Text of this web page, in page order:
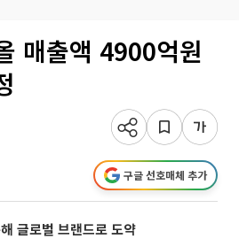
매출액 4900억원
구글 선호매체 추가
글로벌 브랜드로 도약